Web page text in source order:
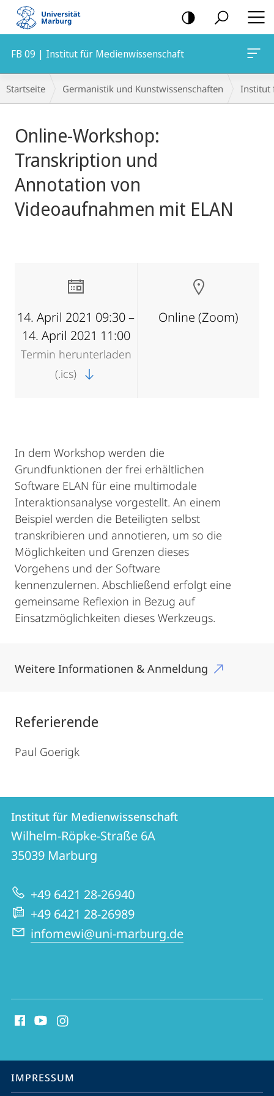
Mobile-
Navigation
FB 09 | Institut für Medienwissenschaft
Breadcrumb-
Navigation
Startseite Germanistik und Kunstwissenschaften Institut
Online-Workshop:
Transkription und
Annotation von
Videoaufnahmen mit ELAN
14. April 2021 09:30 –
14. April 2021 11:00
Termin herunterladen
(.ics)
Online (Zoom)
In dem Workshop werden die
Grundfunktionen der frei erhältlichen
Software ELAN für eine multimodale
Interaktionsanalyse vorgestellt. An einem
Beispiel werden die Beteiligten selbst
transkribieren und annotieren, um so die
Möglichkeiten und Grenzen dieses
Vorgehens und der Software
kennenzulernen. Abschließend erfolgt eine
gemeinsame Reflexion in Bezug auf
Einsatzmöglichkeiten dieses Werkzeugs.
Weitere Informationen & Anmeldung
Referierende
Paul Goerigk
Kontakt
und
Informationen
zur
Website
Kontaktinformationen
Institut
für
Medienwissenschaft
Institut für Medienwissenschaft
Wilhelm-Röpke-Straße 6A
35039 Marburg
+49 6421 28-26940
+49 6421 28-26989
infomewi@uni-marburg.de
Media
Service-
IMPRESSUM